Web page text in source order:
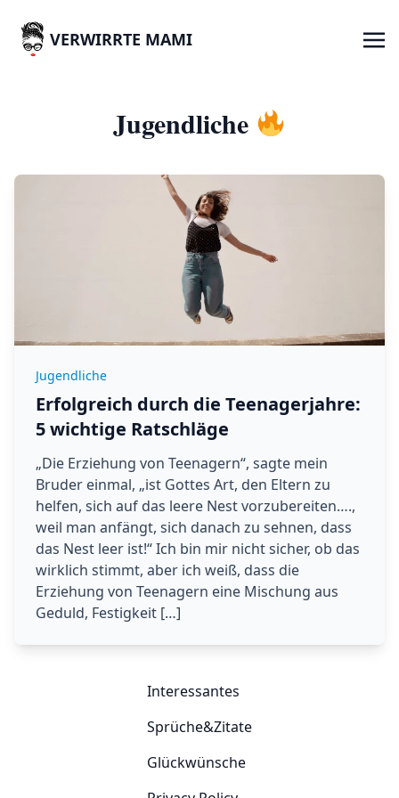
VERWIRRTE MAMI
Jugendliche
Jugendliche
Erfolgreich durch die Teenagerjahre:
5 wichtige Ratschläge
„Die Erziehung von Teenagern“, sagte mein
Bruder einmal, „ist Gottes Art, den Eltern zu
helfen, sich auf das leere Nest vorzubereiten….,
weil man anfängt, sich danach zu sehnen, dass
das Nest leer ist!“ Ich bin mir nicht sicher, ob das
wirklich stimmt, aber ich weiß, dass die
Erziehung von Teenagern eine Mischung aus
Geduld, Festigkeit […]
Interessantes
Sprüche&Zitate
Glückwünsche